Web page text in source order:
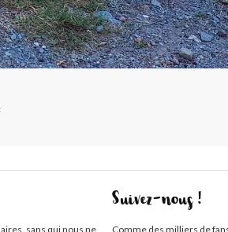
sans qui nous ne
Suivez-nous !
Comme des milliers de